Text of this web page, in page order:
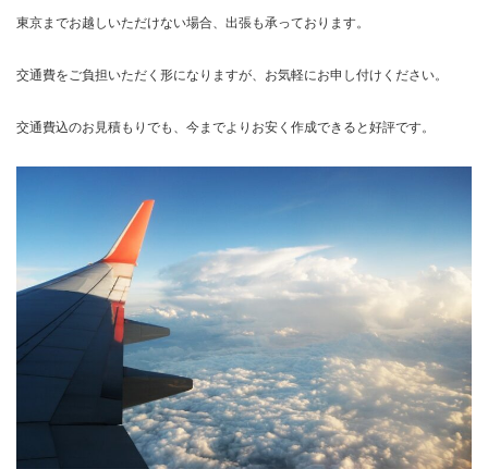
東京までお越しいただけない場合、出張も承っております。
交通費をご負担いただく形になりますが、お気軽にお申し付けください。
交通費込のお見積もりでも、今までよりお安く作成できると好評です。